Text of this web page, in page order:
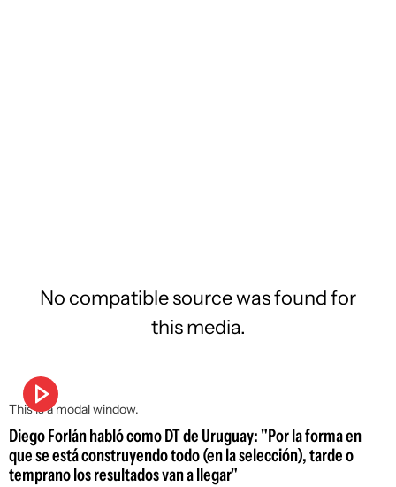
This is a modal window.
No compatible source was found for
this media.
Diego Forlán habló como DT de Uruguay: "Por la forma en
que se está construyendo todo (en la selección), tarde o
temprano los resultados van a llegar"